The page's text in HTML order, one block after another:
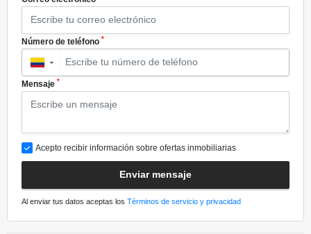
Número de teléfono *
▼
Mensaje *
Acepto recibir información sobre ofertas inmobiliarias
Enviar mensaje
Al enviar tus datos aceptas los Términos de servicio y privacidad